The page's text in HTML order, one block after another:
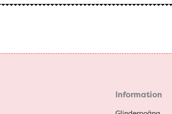
Information